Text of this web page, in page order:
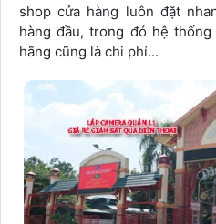
shop cửa hàng luôn đặt
hàng đầu, trong đó hệ
hãng cũng là chi phí...